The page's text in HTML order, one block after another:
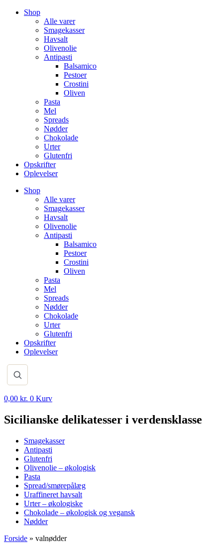
Videre Shop
Alle varer
Smagekasser
Havsalt
Olivenolie
Antipasti
Balsamico
Pestoer
Crostini
Oliven
Pasta
Mel
Spreads
Nødder
Chokolade
Urter
Glutenfri
Opskrifter
Oplevelser
Shop
Alle varer
Smagekasser
Havsalt
Olivenolie
Antipasti
Balsamico
Pestoer
Crostini
Oliven
Pasta
Mel
Spreads
Nødder
Chokolade
Urter
Glutenfri
Opskrifter
Oplevelser
0,00 kr. 0 Kurv
Sicilianske delikatesser i verdensklasse
Smagekasser
Antipasti
Glutenfri
Olivenolie – økologisk
Pasta
Spread/smørepålæg
Uraffineret havsalt
Urter – økologiske
Chokolade – økologisk og vegansk
Nødder
Forside » valnødder